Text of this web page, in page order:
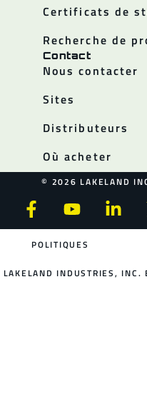
Certificats de
Recherche de
Contact
Nous contacter
Sites
Distributeurs
Où acheter
© 2026 LAKELAND
POLITIQUES
LAKELAND INDUSTRIES, INC.